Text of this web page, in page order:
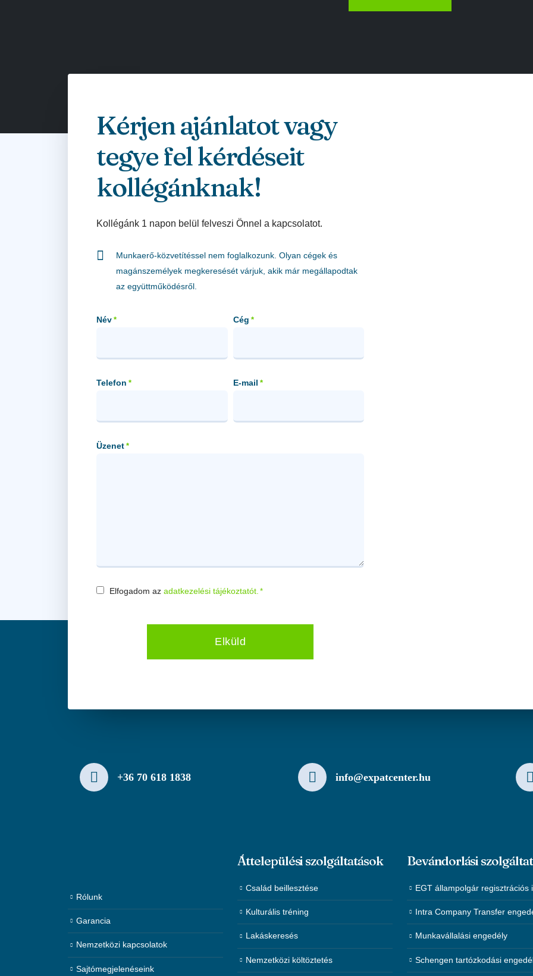
Kérjen ajánlatot vagy
tegye fel kérdéseit
kollégánknak!
Kollégánk 1 napon belül felveszi Önnel a kapcsolatot.
Munkaerő-közvetítéssel nem foglalkozunk. Olyan cégek és
magánszemélyek megkeresését várjuk, akik már megállapodtak
az együttműködésről.
Név * Cég *
Telefon * E-mail *
Üzenet *
Consent
Elfogadom az adatkezelési tájékoztatót. *
Elküld
+36 70 618 1838 info@expatcenter.hu
Rólunk
Garancia
Nemzetközi kapcsolatok
Sajtómegjelenéseink
Áttelepülési szolgáltatások
Család beillesztése
Kulturális tréning
Lakáskeresés
Nemzetközi költöztetés
Bevándorlási
EGT állampolgár regisztrációs
Intra Company Transfer
Munkavállalási engedély
Schengen tartózkodási